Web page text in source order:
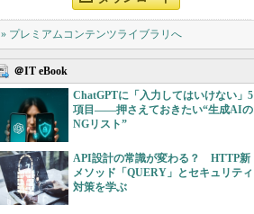
» プレミアムコンテンツライブラリへ
＠IT eBook
ChatGPTに「入力してはいけない」5
項目――押さえておきたい“生成AIの
NGリスト”
API設計の常識が変わる？ HTTP新
メソッド「QUERY」とセキュリティ
対策を学ぶ